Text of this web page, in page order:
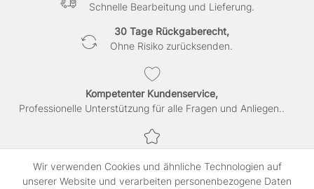
Schnelle Bearbeitung und Lieferung.
30 Tage Rückgaberecht,
Ohne Risiko zurücksenden.
Kompetenter Kundenservice,
Professionelle Unterstützung für alle Fragen und Anliegen..
SSL-verschlüsselte Abwicklung für maximale Sicherheit.
Wir verwenden Cookies und ähnliche Technologien auf
unserer Website und verarbeiten personenbezogene Daten